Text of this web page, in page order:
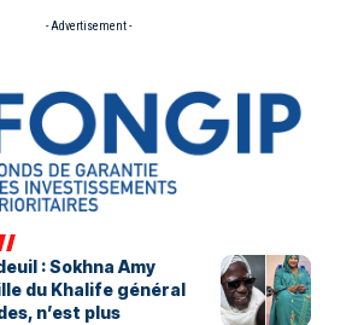
- Advertisement -
: Sokhna Amy
du Khalife général
n’est plus